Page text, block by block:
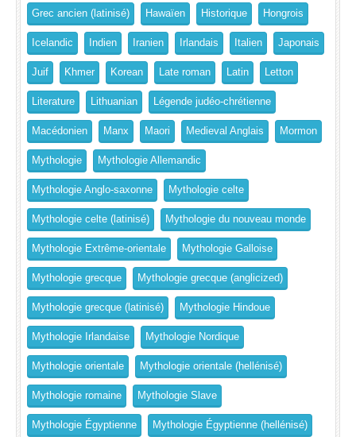
Grec ancien (latinisé) Hawaïen Historique Hongrois
Icelandic Indien Iranien Irlandais Italien Japonais
Juif Khmer Korean Late roman Latin Letton
Literature Lithuanian Légende judéo-chrétienne
Macédonien Manx Maori Medieval Anglais Mormon
Mythologie Mythologie Allemandic
Mythologie Anglo-saxonne Mythologie celte
Mythologie celte (latinisé) Mythologie du nouveau monde
Mythologie Extrême-orientale Mythologie Galloise
Mythologie grecque Mythologie grecque (anglicized)
Mythologie grecque (latinisé) Mythologie Hindoue
Mythologie Irlandaise Mythologie Nordique
Mythologie orientale Mythologie orientale (hellénisé)
Mythologie romaine Mythologie Slave
Mythologie Égyptienne Mythologie Égyptienne (hellénisé)